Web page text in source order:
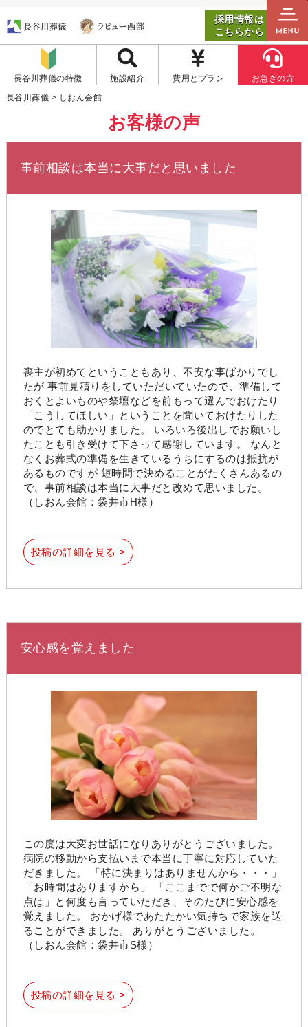
採用情報は
こちらから
長谷川葬儀の特徴 施設紹介 費用とプラン お急ぎの方
長谷川葬儀 > しおん会館
お客様の声
事前相談は本当に大事だと思いました
喪主が初めてということもあり、不安な事ばかりでし
たが 事前見積りをしていただいていたので、準備して
おくとよいものや祭壇などを前もって選んでおけたり
「こうしてほしい」ということを聞いておけたりした
のでとても助かりました。 いろいろ後出しでお願いし
たことも引き受けて下さって感謝しています。 なんと
なくお葬式の準備を生きているうちにするのは抵抗が
あるものですが 短時間で決めることがたくさんあるの
で、事前相談は本当に大事だと改めて思いました。
（しおん会館：袋井市H様）
投稿の詳細を見る >
安心感を覚えました
この度は大変お世話になりありがとうございました。
病院の移動から支払いまで本当に丁寧に対応していた
だきました。 「特に決まりはありませんから・・・」
「お時間はありますから」 「ここまでで何かご不明な
点は」と何度も言っていただき、そのたびに安心感を
覚えました。 おかげ様であたたかい気持ちで家族を送
ることができました。 ありがとうございました。
（しおん会館：袋井市S様）
投稿の詳細を見る >